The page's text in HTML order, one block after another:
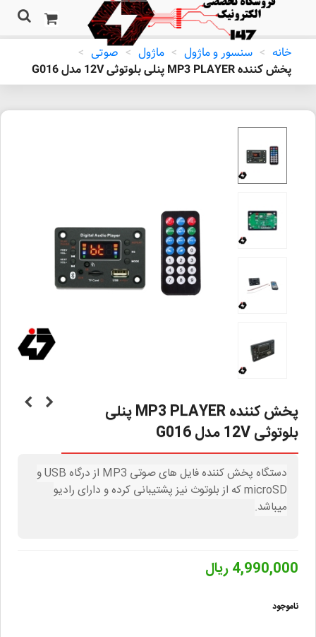
خانه > سنسور و ماژول > ماژول > صوتی >
پخش کننده MP3 PLAYER پنلی بلوتوثی 12V مدل G016
پخش کننده MP3 PLAYER پنلی
بلوتوثی 12V مدل G016
دستگاه پخش کننده فایل های صوتی MP3 از درگاه USB و
microSD که از بلوتوث نیز پشتیبانی کرده و دارای رادیو
میباشد.
4,990,000 ریال
ناموجود